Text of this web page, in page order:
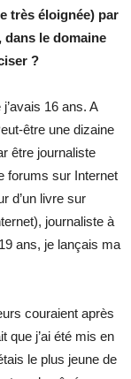
très éloignée) par
dans le domaine
?
16 ans. A
être une dizaine
être journaliste
forums sur Internet
d’un livre sur
journaliste à
ans, je lançais ma
couraient après
que j’ai été mis en
le plus jeune de